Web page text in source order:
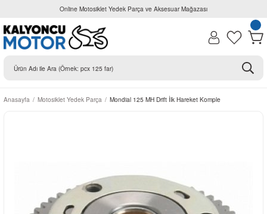
Online Motosiklet Yedek Parça ve Aksesuar Mağazası
Anasayfa Motosiklet Yedek Parça Mondial 125 MH Drift İlk Hareket Komple